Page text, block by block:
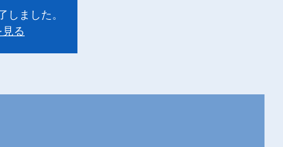
ました。
る